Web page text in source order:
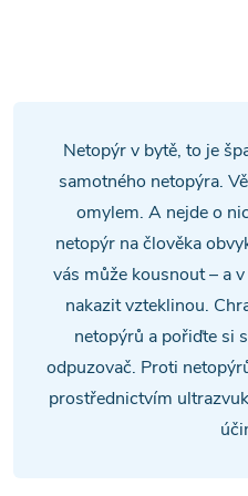
Netopýr v bytě, to je
samotného netopýra.
omylem. A nejde o
netopýr na člověka
vás může kousnout – a
nakazit vzteklinou.
netopýrů a pořiďte si
odpuzovač. Proti
prostřednictvím